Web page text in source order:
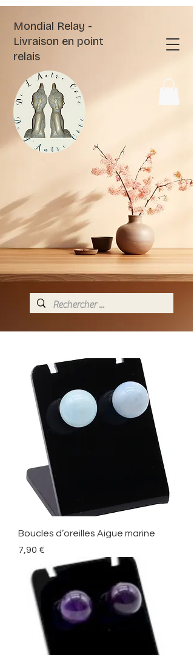
Mondial Relay -
Livraison en point
relais
Boucles d’oreilles Aigue marine
Precio
7,90 €